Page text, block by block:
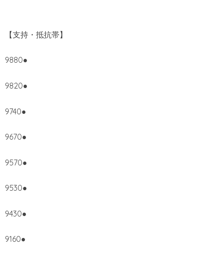
【支持・抵抗帯】
9880●
9820●
9740●
9670●
9570●
9530●
9430●
9160●